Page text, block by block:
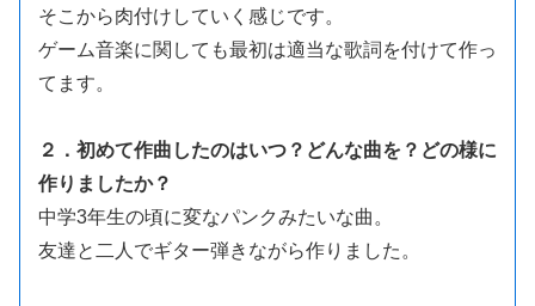
そこから肉付けしていく感じです。
ゲーム音楽に関しても最初は適当な歌詞を付けて作っ
てます。
２．初めて作曲したのはいつ？どんな曲を？どの様に
作りましたか？
中学3年生の頃に変なパンクみたいな曲。
友達と二人でギター弾きながら作りました。